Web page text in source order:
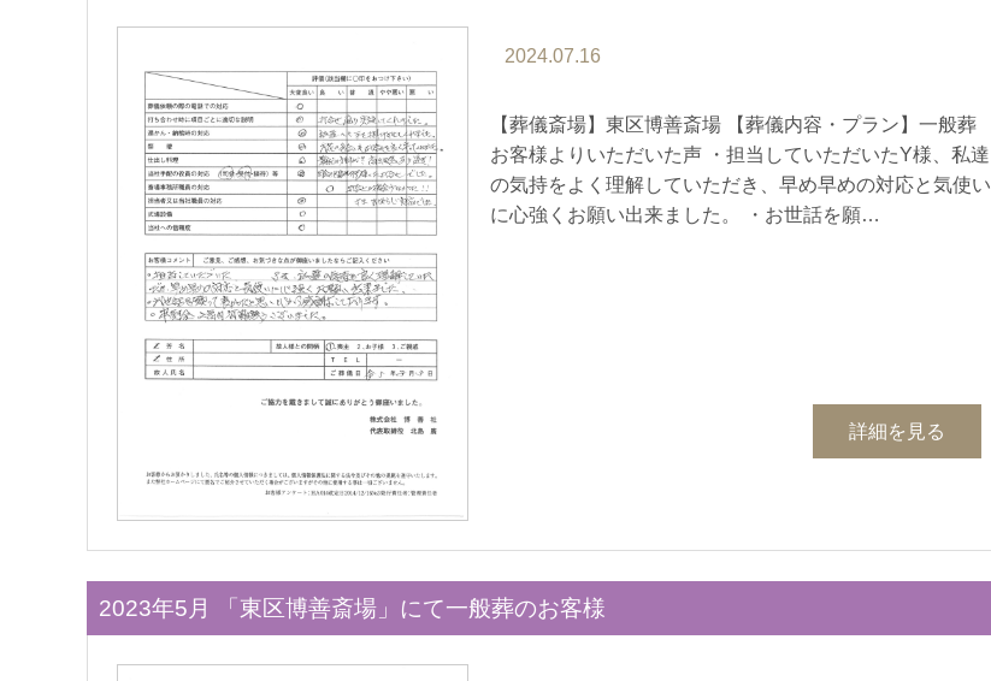
2024.07.16
【葬儀斎場】東区博善斎場 【葬儀内容・プラン】一般葬
お客様よりいただいた声 ・担当していただいたY様、私達
の気持をよく理解していただき、早め早めの対応と気使い
に心強くお願い出来ました。 ・お世話を願…
詳細を見る
2023年5月 「東区博善斎場」にて一般葬のお客様